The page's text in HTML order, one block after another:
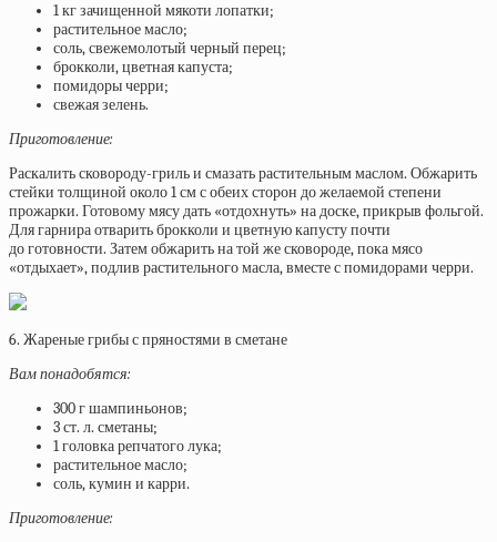
1 кг зачищенной мякоти лопатки;
растительное масло;
соль, свежемолотый черный перец;
брокколи, цветная капуста;
помидоры черри;
свежая зелень.
Приготовление:
Раскалить сковороду-гриль и смазать растительным маслом. Обжарить
стейки толщиной около 1 см с обеих сторон до желаемой степени
прожарки. Готовому мясу дать «отдохнуть» на доске, прикрыв фольгой.
Для гарнира отварить брокколи и цветную капусту почти
до готовности. Затем обжарить на той же сковороде, пока мясо
«отдыхает», подлив растительного масла, вместе с помидорами черри.
6. Жареные грибы с пряностями в сметане
Вам понадобятся:
300 г шампиньонов;
3 ст. л. сметаны;
1 головка репчатого лука;
растительное масло;
соль, кумин и карри.
Приготовление: